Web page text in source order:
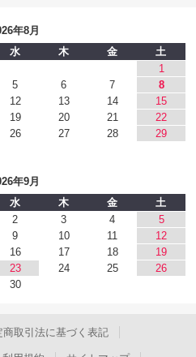
年8月
水 木 金
土
1
5 6 7
8
12 13 14
15
19 20 21
22
26 27 28
29
年9月
水 木 金
土
2 3 4
5
9 10 11
12
16 17 18
19
23 24 25
26
30
商取引法に基づく表記